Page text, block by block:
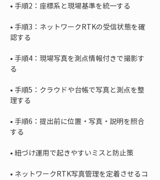
•
• 手順3：ネットワークRTKの受信状態を確
• 手順4：現場写真を測点情報付きで撮影す
• 手順5：クラウドや台帳で写真と測点を整
• 手順6：提出前に位置・写真・説明を照合
•
• ネットワークRTK写真管理を定着させるコ